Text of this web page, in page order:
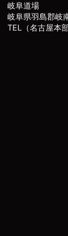
岐阜道場
岐阜県羽島郡岐
TEL（名古屋本